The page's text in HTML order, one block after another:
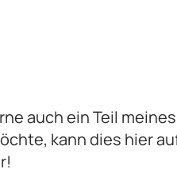
auch ein Teil
kann dies hier